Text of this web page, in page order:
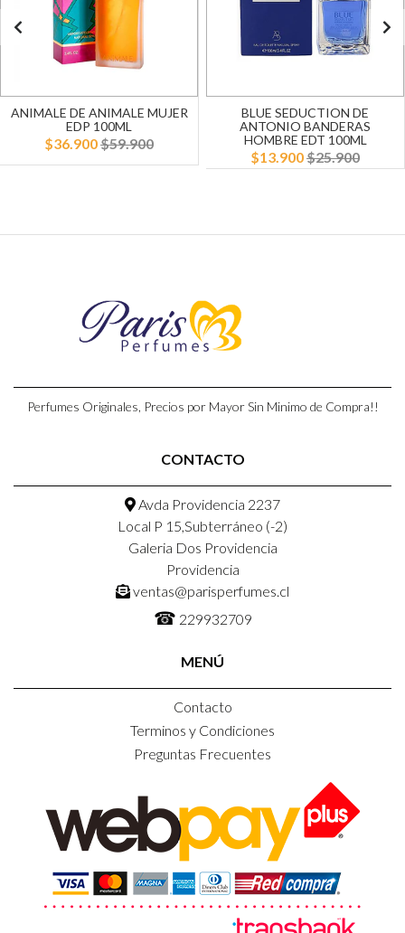
ANIMALE DE ANIMALE MUJER
EDP 100ML
$36.900$59.900
BLUE SEDUCTION DE
ANTONIO BANDERAS
HOMBRE EDT 100ML
$13.900$25.900
Perfumes Originales, Precios por Mayor Sin Minimo de Compra!!
CONTACTO
Avda Providencia 2237
Local P 15,Subterráneo (-2)
Galeria Dos Providencia
Providencia
ventas@parisperfumes.cl
☎ 229932709
MENÚ
Contacto
Terminos y Condiciones
Preguntas Frecuentes